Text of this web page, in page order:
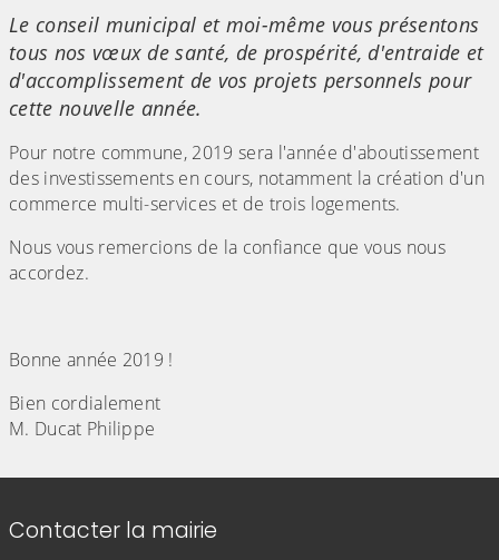
Le conseil municipal et moi-même vous présentons
tous nos vœux de santé, de prospérité, d'entraide et
d'accomplissement de vos projets personnels pour
cette nouvelle année.
Pour notre commune, 2019 sera l'année d'aboutissement
des investissements en cours, notamment la création d'un
commerce multi-services et de trois logements.
Nous vous remercions de la confiance que vous nous
accordez.
Bonne année 2019 !
Bien cordialement
M. Ducat Philippe
Informations de contact
Contacter la mairie